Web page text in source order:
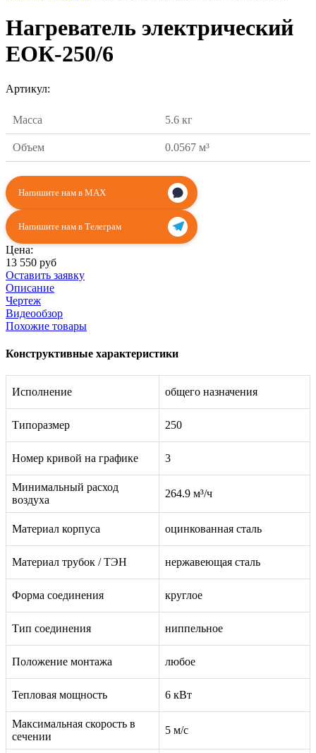
Нагреватель электрический
ЕОК-250/6
Артикул:
Масса 5.6 кг
Объем 0.0567 м³
Напишите нам в MAX
Напишите нам в Телеграм
Цена:
13 550 руб
Оставить заявку
Описание
Чертеж
Видеообзор
Похожие товары
Конструктивные характеристики
Исполнение общего назначения
Типоразмер 250
Номер кривой на графике 3
Минимальный расход
воздуха
264.9 м³/ч
Материал корпуса оцинкованная сталь
Материал трубок / ТЭН нержавеющая сталь
Форма соединения круглое
Тип соединения ниппельное
Положение монтажа любое
Тепловая мощность 6 кВт
Максимальная скорость в
сечении
5 м/с